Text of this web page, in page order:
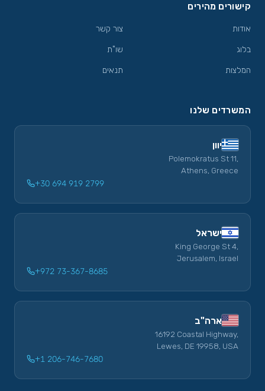
קישורים מהירים
אודות
בלוג
המלצות
צור קשר
שו"ת
תנאים
המשרדים שלנו
יוון
Polemokratus St 11,
Athens, Greece
+30 694 919 2799
ישראל
King George St 4,
Jerusalem, Israel
+972 73-367-8685
ארה"ב
16192 Coastal Highway,
Lewes, DE 19958, USA
+1 206-746-7680